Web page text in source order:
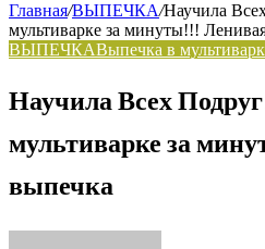
Главная/ВЫПЕЧКА/Научила
мультиварке за минуты!!!
ВЫПЕЧКАВыпечка в
Научила Всех
мультиварке за
выпечка